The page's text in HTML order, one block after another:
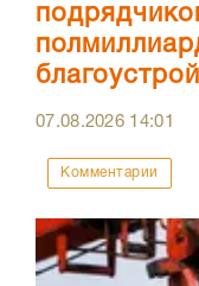
07.08.2026 14:01
Комментарии